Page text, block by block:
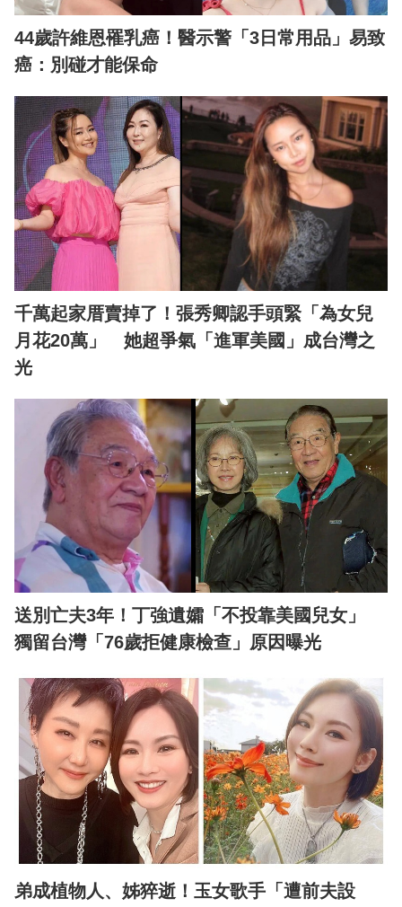
44歲許維恩罹乳癌！醫示警「3日常用品」易致
癌：別碰才能保命
千萬起家厝賣掉了！張秀卿認手頭緊「為女兒
月花20萬」 她超爭氣「進軍美國」成台灣之
光
送別亡夫3年！丁強遺孀「不投靠美國兒女」
獨留台灣「76歲拒健康檢查」原因曝光
弟成植物人、姊猝逝！玉女歌手「遭前夫設